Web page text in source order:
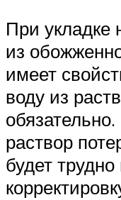
При укладке
из
имеет
воду из
раствор
будет